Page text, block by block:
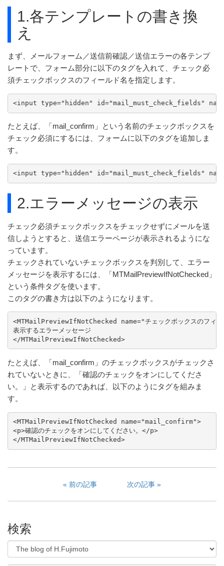
1.各テンプレートの書き換
え
まず、メールフォーム／送信前確認／送信エラーの各テンプ
レートで、フォーム部分に以下のタグを入れて、チェック必
須チェックボックスのフィールド名を指定します。
たとえば、「mail_confirm」という名前のチェックボックスを
チェック必須にするには、フォームに以下のタグを追加しま
す。
2.エラーメッセージの表示
チェック必須チェックボックスをチェックせずにメールを送
信しようとすると、送信エラーページが表示されるようにな
っています。
チェックされていないチェックボックスを判別して、エラー
メッセージを表示するには、「MTMailPreviewIfNotChecked」
という条件タグを使います。
このタグの書き方は以下のようになります。
<MTMailPreviewIfNotChecked name="チェックボックスのフィー
表示するエラーメッセージ
</MTMailPreviewIfNotChecked>
たとえば、「mail_confirm」のチェックボックスがチェックさ
れていないときに、「確認のチェックをオンにしてくださ
い。」と表示するのであれば、以下のようにタグを組みま
す。
<MTMailPreviewIfNotChecked name="mail_confirm">
<p>確認のチェックをオンにしてください。</p>
</MTMailPreviewIfNotChecked>
前の記事 次の記事
検索